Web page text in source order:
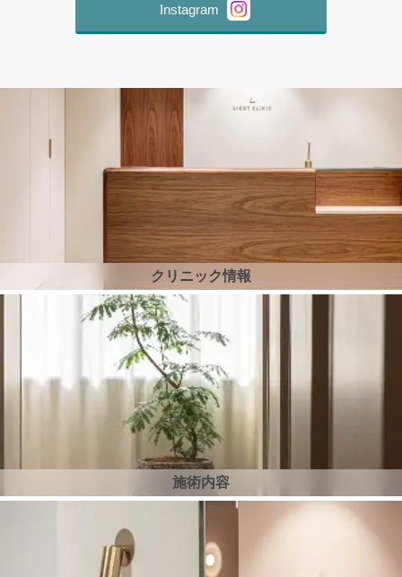
Instagram
クリニック情報
施術内容